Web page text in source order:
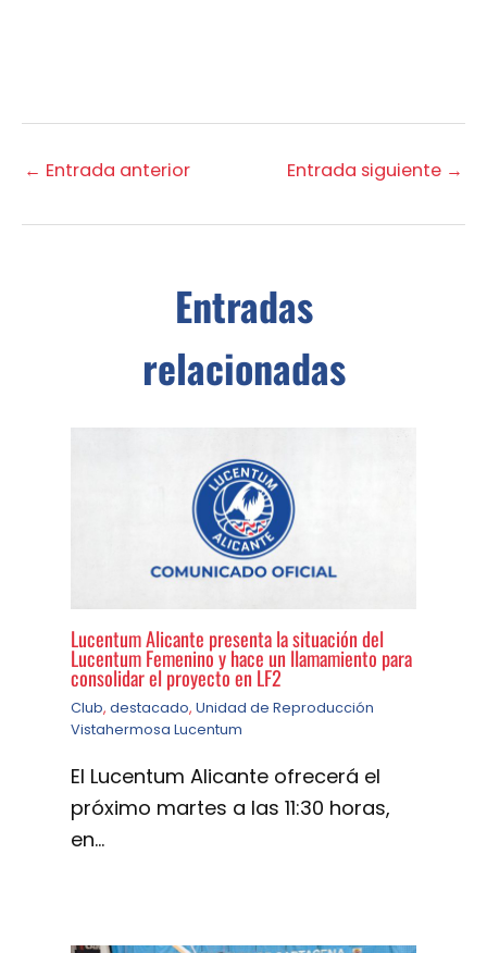
← Entrada anterior Entrada siguiente →
Entradas
relacionadas
Lucentum Alicante presenta la situación del
Lucentum Femenino y hace un llamamiento para
consolidar el proyecto en LF2
Club, destacado, Unidad de Reproducción
Vistahermosa Lucentum
El Lucentum Alicante ofrecerá el
próximo martes a las 11:30 horas,
en…